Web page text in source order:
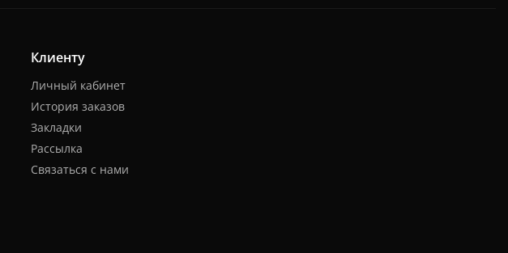
Клиенту
Личный кабинет
История заказов
Закладки
Рассылка
Связаться с нами